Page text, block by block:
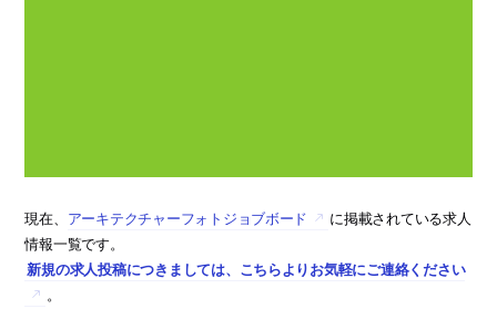
現在、 アーキテクチャーフォトジョブボード
に掲載されている求人
情報一覧です。
新規の求人投稿につきましては、こちらよりお気軽にご連絡ください
。